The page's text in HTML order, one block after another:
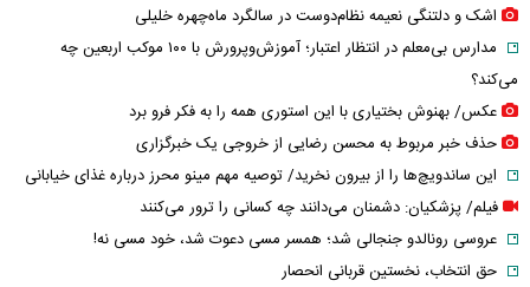
اشک و دلتنگی نعیمه نظام‌دوست در سالگرد ماه‌چهره خلیلی
مدارس بی‌معلم در انتظار اعتبار؛ آموزش‌وپرورش با ۱۰۰ موکب اربعین چه
می‌کند؟
عکس/ بهنوش بختیاری با این استوری همه را به فکر فرو برد
حذف خبر مربوط به محسن رضایی از خروجی یک خبرگزاری
این ساندویچ‌ها را از بیرون نخرید/ توصیه مهم مینو محرز درباره غذای خیابانی
فیلم/ پزشکیان: دشمنان می‌دانند چه کسانی را ترور می‌کنند
عروسی رونالدو جنجالی شد؛ همسر مسی دعوت شد، خود مسی نه!
حق انتخاب، نخستین قربانی انحصار